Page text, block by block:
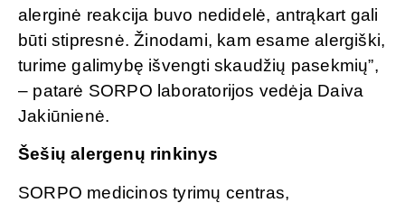
alerginė reakcija buvo nedidelė, antrąkart gali
būti stipresnė. Žinodami, kam esame alergiški,
turime galimybę išvengti skaudžių pasekmių”,
– patarė SORPO laboratorijos vedėja Daiva
Jakiūnienė.
Šešių alergenų rinkinys
SORPO medicinos tyrimų centras,